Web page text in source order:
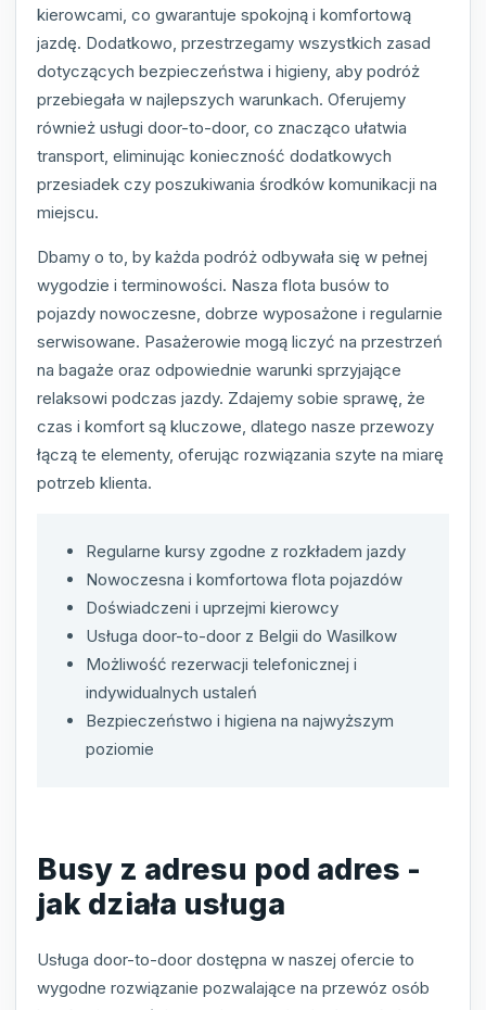
kierowcami, co gwarantuje spokojną i komfortową
jazdę. Dodatkowo, przestrzegamy wszystkich zasad
dotyczących bezpieczeństwa i higieny, aby podróż
przebiegała w najlepszych warunkach. Oferujemy
również usługi door-to-door, co znacząco ułatwia
transport, eliminując konieczność dodatkowych
przesiadek czy poszukiwania środków komunikacji na
miejscu.
Dbamy o to, by każda podróż odbywała się w pełnej
wygodzie i terminowości. Nasza flota busów to
pojazdy nowoczesne, dobrze wyposażone i regularnie
serwisowane. Pasażerowie mogą liczyć na przestrzeń
na bagaże oraz odpowiednie warunki sprzyjające
relaksowi podczas jazdy. Zdajemy sobie sprawę, że
czas i komfort są kluczowe, dlatego nasze przewozy
łączą te elementy, oferując rozwiązania szyte na miarę
potrzeb klienta.
Regularne kursy zgodne z rozkładem jazdy
Nowoczesna i komfortowa flota pojazdów
Doświadczeni i uprzejmi kierowcy
Usługa door-to-door z Belgii do Wasilkow
Możliwość rezerwacji telefonicznej i
indywidualnych ustaleń
Bezpieczeństwo i higiena na najwyższym
poziomie
Busy z adresu pod adres -
jak działa usługa
Usługa door-to-door dostępna w naszej ofercie to
wygodne rozwiązanie pozwalające na przewóz osób